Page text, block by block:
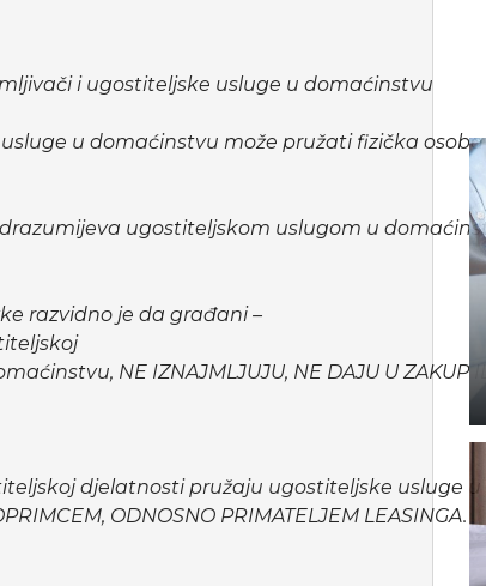
i ugostiteljske usluge u domaćinstvu
u domaćinstvu može pružati fizička osoba
ugostiteljskom uslugom u
razvidno je da građani –
NE IZNAJMLJUJU, NE DAJU U ZAKUP
djelatnosti pružaju ugostiteljske usluge
ODNOSNO PRIMATELJEM LEASINGA.